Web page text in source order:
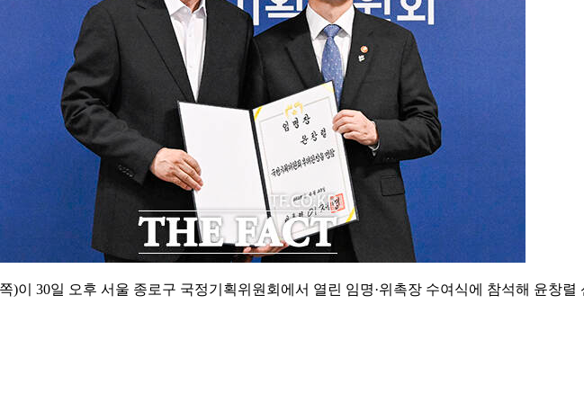
이 30일 오후 서울 종로구 국정기획위원회에서 열린 임명·위촉장 수여식에 참석해 윤창